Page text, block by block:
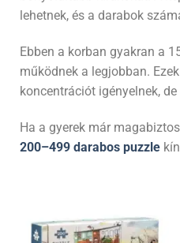
lehetnek, és a darabok
Ebben a korban gyakran a
működnek a legjobban.
koncentrációt igényelnek,
Ha a gyerek már
200–499 darabos puzzle